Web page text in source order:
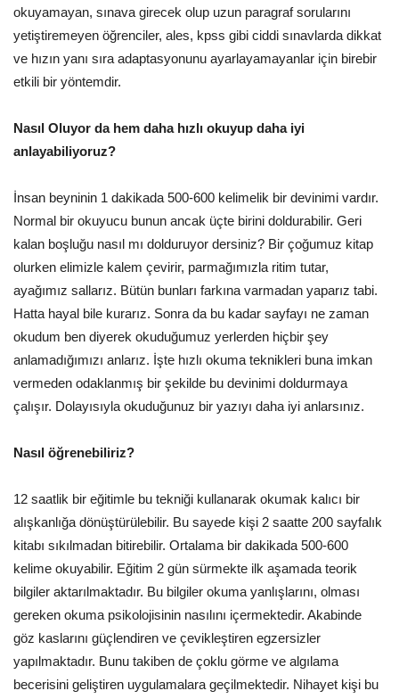
okuyamayan, sınava girecek olup uzun paragraf sorularını
yetiştiremeyen öğrenciler, ales, kpss gibi ciddi sınavlarda dikkat
ve hızın yanı sıra adaptasyonunu ayarlayamayanlar için birebir
etkili bir yöntemdir.
Nasıl Oluyor da hem daha hızlı okuyup daha iyi
anlayabiliyoruz?
İnsan beyninin 1 dakikada 500-600 kelimelik bir devinimi vardır.
Normal bir okuyucu bunun ancak üçte birini doldurabilir. Geri
kalan boşluğu nasıl mı dolduruyor dersiniz? Bir çoğumuz kitap
olurken elimizle kalem çevirir, parmağımızla ritim tutar,
ayağımız sallarız. Bütün bunları farkına varmadan yaparız tabi.
Hatta hayal bile kurarız. Sonra da bu kadar sayfayı ne zaman
okudum ben diyerek okuduğumuz yerlerden hiçbir şey
anlamadığımızı anlarız. İşte hızlı okuma teknikleri buna imkan
vermeden odaklanmış bir şekilde bu devinimi doldurmaya
çalışır. Dolayısıyla okuduğunuz bir yazıyı daha iyi anlarsınız.
Nasıl öğrenebiliriz?
12 saatlik bir eğitimle bu tekniği kullanarak okumak kalıcı bir
alışkanlığa dönüştürülebilir. Bu sayede kişi 2 saatte 200 sayfalık
kitabı sıkılmadan bitirebilir. Ortalama bir dakikada 500-600
kelime okuyabilir. Eğitim 2 gün sürmekte ilk aşamada teorik
bilgiler aktarılmaktadır. Bu bilgiler okuma yanlışlarını, olması
gereken okuma psikolojisinin nasılını içermektedir. Akabinde
göz kaslarını güçlendiren ve çevikleştiren egzersizler
yapılmaktadır. Bunu takiben de çoklu görme ve algılama
becerisini geliştiren uygulamalara geçilmektedir. Nihayet kişi bu